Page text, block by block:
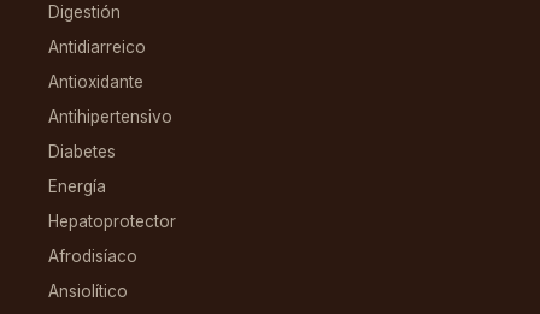
Digestión
Antidiarreico
Antioxidante
Antihipertensivo
Diabetes
Energía
Hepatoprotector
Afrodisíaco
Ansiolítico